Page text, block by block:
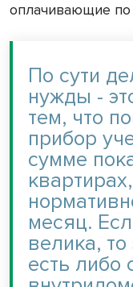
оплачивающие по
По сути
нужды -
тем, что
прибор
сумме
месяц.
велика,
есть либо